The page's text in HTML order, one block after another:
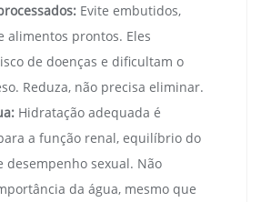
Evite embutidos,
alimentos prontos. Eles
de doenças e dificultam o
Reduza, não precisa eliminar.
Hidratação adequada é
a função renal, equilíbrio do
desempenho sexual. Não
da água, mesmo que